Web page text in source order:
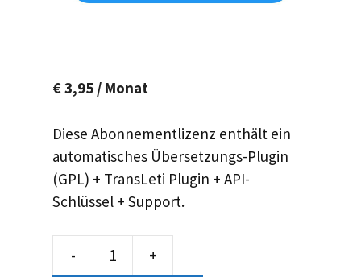
€3,95 / Monat
Diese Abonnementlizenz enthält ein
automatisches Übersetzungs-Plugin
(GPL) + TransLeti Plugin + API-
Schlüssel + Support.
- +